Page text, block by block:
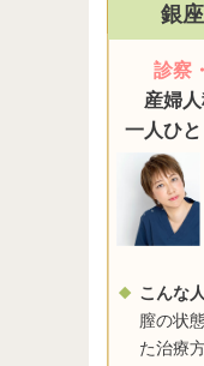
銀
診察
産婦
一人ひ
こんな
膣の状
た治療